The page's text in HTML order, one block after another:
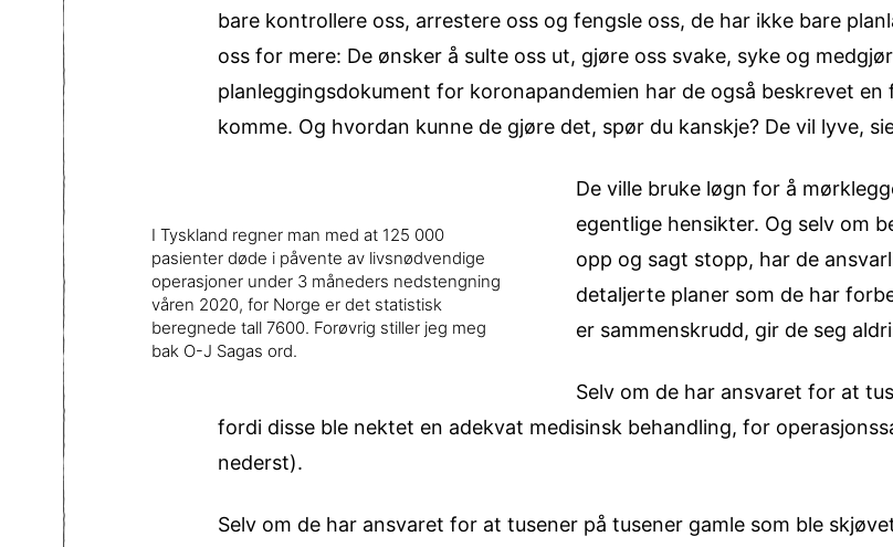
bare kontrollere oss, arrestere oss og fengsle oss, de har ikke bare
oss for mere: De ønsker å sulte oss ut, gjøre oss svake, syke og
planleggingsdokument for koronapandemien har de også beskrevet
komme. Og hvordan kunne de gjøre det, spør du kanskje? De vil lyve,
I Tyskland regner man med at 125 000
pasienter døde i påvente av livsnødvendige
operasjoner under 3 måneders nedstengning
våren 2020, for Norge er det statistisk
beregnede tall 7600. Forøvrig stiller jeg meg
bak O-J Sagas ord.
De ville bruke løgn for å
egentlige hensikter. Og selv om
opp og sagt stopp, har de
detaljerte planer som de har
er sammenskrudd, gir de seg
Selv om de har ansvaret for at
fordi disse ble nektet en adekvat medisinsk behandling, for
nederst).
Selv om de har ansvaret for at tusener på tusener gamle som ble